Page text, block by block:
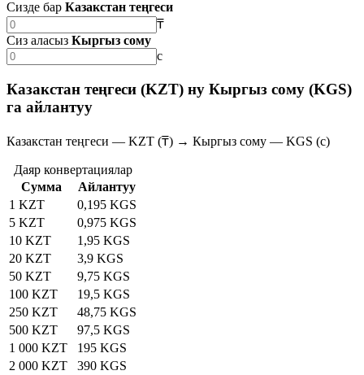
Сизде бар Казакстан теңгеси
₸
Сиз аласыз Кыргыз сому
с
Казакстан теңгеси (KZT) ну Кыргыз сому (KGS)
га айлантуу
Казакстан теңгеси — KZT (₸) → Кыргыз сому — KGS (с)
Даяр конвертациялар
Сумма
Айлантуу
1 KZT
0,195 KGS
5 KZT
0,975 KGS
10 KZT
1,95 KGS
20 KZT
3,9 KGS
50 KZT
9,75 KGS
100 KZT
19,5 KGS
250 KZT
48,75 KGS
500 KZT
97,5 KGS
1 000 KZT
195 KGS
2 000 KZT
390 KGS